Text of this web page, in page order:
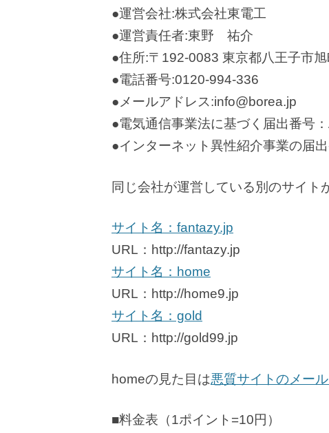
●運営会社:株式会社東電工
●運営責任者:東野 祐介
●住所:〒192-0083 東京都八王子市
●電話番号:0120-994-336
●メールアドレス:info@borea.jp
●電気通信事業法に基づく届出番号
●インターネット異性紹介事業の届
同じ会社が運営している別のサイト
サイト名：fantazy.jp
URL：http://fantazy.jp
サイト名：home
URL：http://home9.jp
サイト名：gold
URL：http://gold99.jp
homeの見た目は悪質サイトのメール
■料金表（1ポイント=10円）